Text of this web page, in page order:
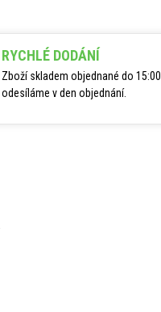
RYCHLÉ DODÁNÍ
Zboží skladem objednané do 15:00
odesíláme v den objednání.